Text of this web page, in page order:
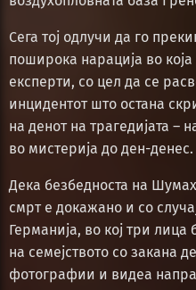
Сега тој одлучи да го
поширока нарација во
експерти, со цел да се
инцидентот што остана
на денот на трагедијата –
во мистерија до ден-денес.
Дека безбедноста на
смрт е докажано и со
Германија, во кој три
на семејството со закана
фотографии и видеа